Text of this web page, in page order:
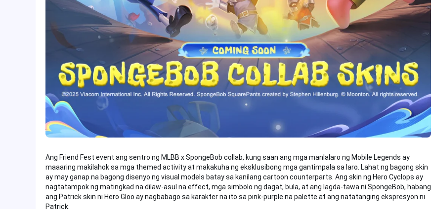
Ang Friend Fest event ang sentro ng MLBB x SpongeBob collab, kung saan ang mga manlalaro ng Mobile Legends ay
maaaring makilahok sa mga themed activity at makakuha ng eksklusibong mga gantimpala sa laro. Lahat ng bagong skin
ay may ganap na bagong disenyo ng visual models batay sa kanilang cartoon counterparts. Ang skin ng Hero Cyclops ay
nagtatampok ng matingkad na dilaw-asul na effect, mga simbolo ng dagat, bula, at ang lagda-tawa ni SpongeBob, habang
ang Patrick skin ni Hero Gloo ay nagbabago sa karakter na ito sa pink-purple na palette at ang natatanging ekspresyon ni
Patrick.